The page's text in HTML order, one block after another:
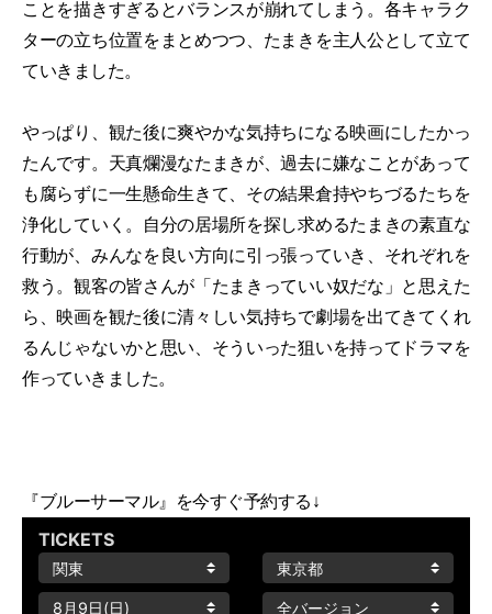
ことを描きすぎるとバランスが崩れてしまう。各キャラク
ターの立ち位置をまとめつつ、たまきを主人公として立て
ていきました。
やっぱり、観た後に爽やかな気持ちになる映画にしたかっ
たんです。天真爛漫なたまきが、過去に嫌なことがあって
も腐らずに一生懸命生きて、その結果倉持やちづるたちを
浄化していく。自分の居場所を探し求めるたまきの素直な
行動が、みんなを良い方向に引っ張っていき、それぞれを
救う。観客の皆さんが「たまきっていい奴だな」と思えた
ら、映画を観た後に清々しい気持ちで劇場を出てきてくれ
るんじゃないかと思い、そういった狙いを持ってドラマを
作っていきました。
『ブルーサーマル』を今すぐ予約する↓